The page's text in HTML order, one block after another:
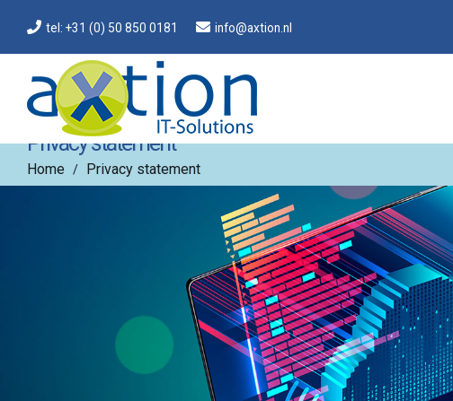
tel: +31 (0) 50 850 0181 info@axtion.nl
Privacy statement
Home / Privacy statement